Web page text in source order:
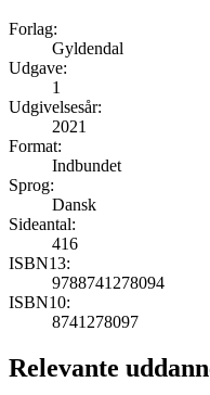
Forlag:
Gyldendal
Udgave:
1
Udgivelsesår:
2021
Format:
Indbundet
Sprog:
Dansk
Sideantal:
416
ISBN13:
9788741278094
ISBN10:
8741278097
Relevante